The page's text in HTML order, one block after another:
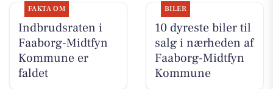
FAKTA OM
Indbrudsraten i
Faaborg-Midtfyn
Kommune er
faldet
BILER
10 dyreste biler til
salg i nærheden af
Faaborg-Midtfyn
Kommune